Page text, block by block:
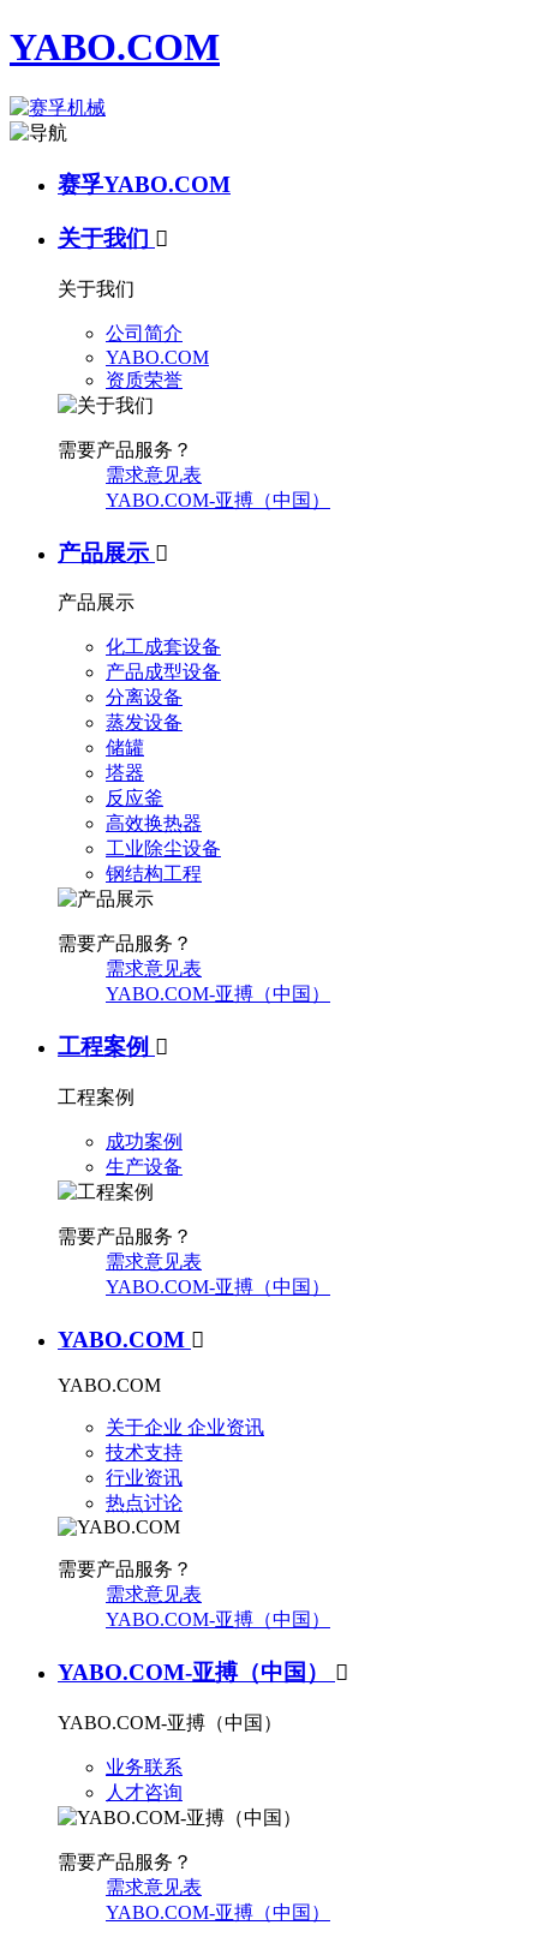
YABO.COM
赛孚YABO.COM
关于我们 
关于我们
公司简介
YABO.COM
资质荣誉
需要产品服务？
需求意见表
YABO.COM-亚搏（中国）
产品展示 
产品展示
化工成套设备
产品成型设备
分离设备
蒸发设备
储罐
塔器
反应釜
高效换热器
工业除尘设备
钢结构工程
需要产品服务？
需求意见表
YABO.COM-亚搏（中国）
工程案例 
工程案例
成功案例
生产设备
需要产品服务？
需求意见表
YABO.COM-亚搏（中国）
YABO.COM 
YABO.COM
关于企业 企业资讯
技术支持
行业资讯
热点讨论
需要产品服务？
需求意见表
YABO.COM-亚搏（中国）
YABO.COM-亚搏（中国） 
YABO.COM-亚搏（中国）
业务联系
人才咨询
需要产品服务？
需求意见表
YABO.COM-亚搏（中国）